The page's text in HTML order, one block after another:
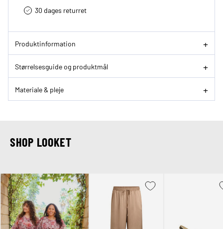
30 dages returret
Produktinformation
Størrelsesguide og produktmål
Materiale & pleje
SHOP LOOKET